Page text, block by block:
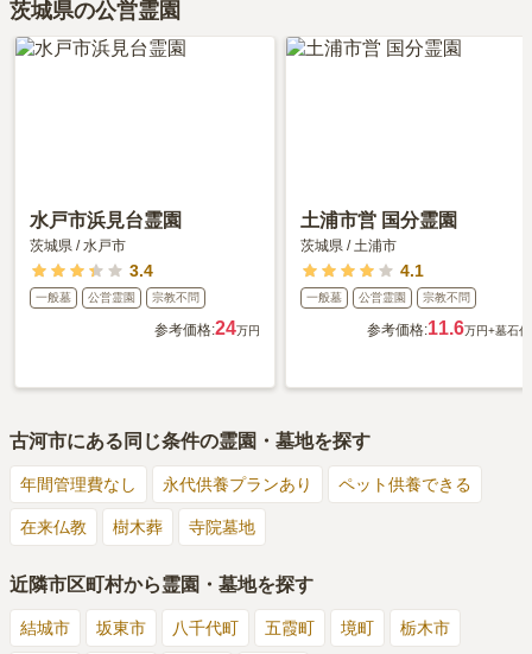
茨城県の公営霊園
水戸市浜見台霊園
茨城県 /水戸市
3.4
一般墓 公営霊園 宗教不問
参考価格:24万円
土浦市営 国分霊園
茨城県 / 土浦市
4.1
一般墓 公営霊園 宗教不問
参考価格:11.6万円+墓石代
古河市にある同じ条件の霊園・墓地を探す
年間管理費なし 永代供養プランあり ペット供養できる
在来仏教 樹木葬 寺院墓地
近隣市区町村から霊園・墓地を探す
結城市 坂東市 八千代町 五霞町 境町 栃木市